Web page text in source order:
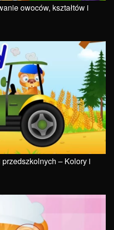
owoców, kształtów i
– Kolory i